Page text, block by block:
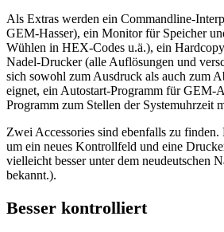
Als Extras werden ein Commandline-
GEM-Hasser), ein Monitor für Speicher
Wühlen in HEX-Codes u.ä.), ein
Nadel-Drucker (alle Auflösungen und
sich sowohl zum Ausdruck als auch zum
eignet, ein Autostart-Programm für GEM-
Programm zum Stellen der Systemuhrzeit
Zwei Accessories sind ebenfalls zu finden.
um ein neues Kontrollfeld und eine
vielleicht besser unter dem neudeutschen
bekannt.).
Besser kontrolliert